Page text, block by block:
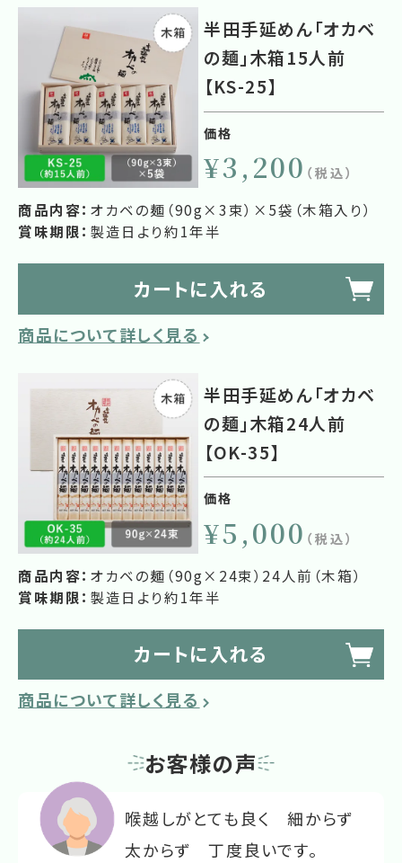
半田手延めん「オカベ
の麺」木箱15人前
【KS-25】
商品内容： オカベの麺（90g×3束）×5袋（木箱入り）
賞味期限： 製造日より約1年半
価格
¥3,200 （税込）
カートに入れる
商品について詳しく見る
半田手延めん「オカベ
の麺」木箱24人前
【OK-35】
商品内容： オカベの麺（90g×24束）24人前（木箱）
賞味期限： 製造日より約1年半
価格
¥5,000 （税込）
カートに入れる
商品について詳しく見る
お客様の声
喉越しがとても良く 細からず
太からず 丁度良いです。